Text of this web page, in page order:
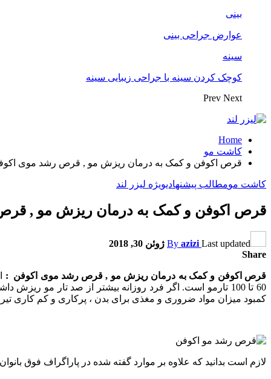
بینی
عوارض جراحی بینی
سینه
کوچک کردن سینه با جراحی زیبایی سینه
Prev Next
Home
کاشت مو
قرص اکوفن و کمک به درمان ریزش مو , قرص رشد موی
کاشت مومطالب پیشنهادیویژه لیزر لند
قرص اکوفن و کمک به درمان ریزش مو ,
By azizi Last updated
ژوئن 30, 2018
Share
قرص اکوفن و کمک به درمان ریزش مو , قرص رشد موی اکوفن :
60 تا 100 تارمو است. اگر فرد روزانه بیشتر از صد تار مو
کمبود میزان مواد ضروری و مغذی برای بدن ، پرکاری و کم کاری
لازم است بدانید که علاوه بر موارد گفته شده در پاراگراف فوق